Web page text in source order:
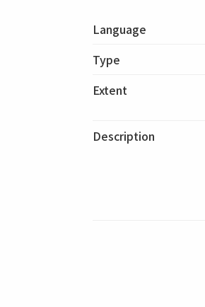
Language
Type
Extent
Description